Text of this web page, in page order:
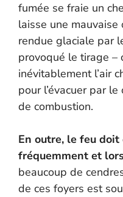
fumée se fraie un
laisse une
rendue glaciale par
provoqué le tirage –
inévitablement l’air
pour l’évacuer par
de combustion.
En outre, le feu
fréquemment et
beaucoup de
de ces foyers est